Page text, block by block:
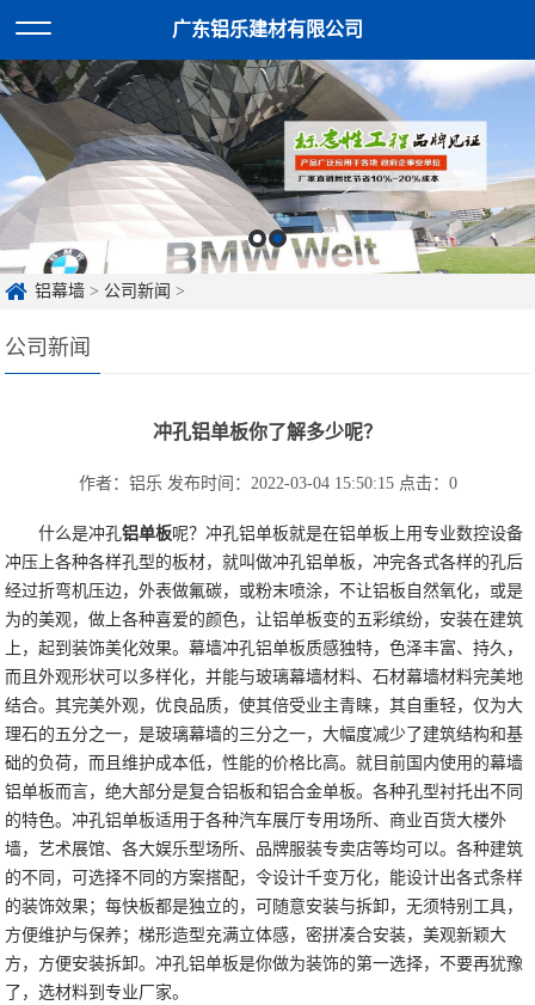
广东铝乐建材有限公司
铝幕墙 > 公司新闻 >
公司新闻
冲孔铝单板你了解多少呢？
作者：铝乐 发布时间：2022-03-04 15:50:15 点击： 0
什么是冲孔铝单板呢？冲孔铝单板就是在铝单板上用专业数控设备
冲压上各种各样孔型的板材，就叫做冲孔铝单板，冲完各式各样的孔后
经过折弯机压边，外表做氟碳，或粉末喷涂，不让铝板自然氧化，或是
为的美观，做上各种喜爱的颜色，让铝单板变的五彩缤纷，安装在建筑
上，起到装饰美化效果。幕墙冲孔铝单板质感独特，色泽丰富、持久，
而且外观形状可以多样化，并能与玻璃幕墙材料、石材幕墙材料完美地
结合。其完美外观，优良品质，使其倍受业主青睐，其自重轻，仅为大
理石的五分之一，是玻璃幕墙的三分之一，大幅度减少了建筑结构和基
础的负荷，而且维护成本低，性能的价格比高。就目前国内使用的幕墙
铝单板而言，绝大部分是复合铝板和铝合金单板。各种孔型衬托出不同
的特色。冲孔铝单板适用于各种汽车展厅专用场所、商业百货大楼外
墙，艺术展馆、各大娱乐型场所、品牌服装专卖店等均可以。各种建筑
的不同，可选择不同的方案搭配，令设计千变万化，能设计出各式条样
的装饰效果；每快板都是独立的，可随意安装与拆卸，无须特别工具，
方便维护与保养；梯形造型充满立体感，密拼凑合安装，美观新颖大
方，方便安装拆卸。冲孔铝单板是你做为装饰的第一选择，不要再犹豫
了，选材料到专业厂家。